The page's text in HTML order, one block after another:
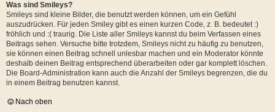
Was sind Smileys?
Smileys sind kleine Bilder, die benutzt werden können, um ein Gefühl
auszudrücken. Für jeden Smiley gibt es einen kurzen Code, z. B. bedeutet :)
fröhlich und :( traurig. Die Liste aller Smileys kannst du beim Verfassen eines
Beitrags sehen. Versuche bitte trotzdem, Smileys nicht zu häufig zu benutzen,
sie können einen Beitrag schnell unlesbar machen und ein Moderator könnte
deshalb deinen Beitrag entsprechend überarbeiten oder gar komplett löschen.
Die Board-Administration kann auch die Anzahl der Smileys begrenzen, die du
in einem Beitrag benutzen kannst.
Nach oben